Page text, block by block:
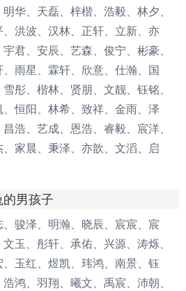
华、天磊、梓楷、浩毅、林夕、
洪波、汉林、正轩、立新、亦
君、安辰、艺森、俊宁、彬豪、
雨星、霖轩、欣意、仕瀚、国
彤、楷林、贤朋、文靓、钰铭、
恒阳、林希、致祥、金雨、泽
浩、艺成、恩浩、睿毅、宸洋、
家晨、秉泽、亦歆、文滔、启
男孩子
骏泽、明瀚、晓辰、宸宸、宸
玉、彤轩、承佑、兴源、涛烁、
玉红、煜凯、玮鸿、南景、钰
鸿、羽翔、曦文、禹宸、沛朝、